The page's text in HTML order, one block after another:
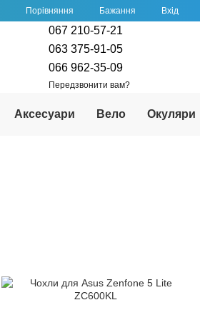
Порівняння Бажання Вхід
067 210-57-21
063 375-91-05
066 962-35-09
Передзвонити вам?
Аксесуари Вело Окуляри